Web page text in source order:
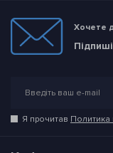
Хочете
Я прочитав Политика